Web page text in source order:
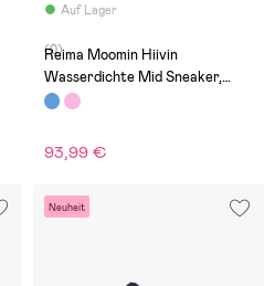
Auf Lager
(0)
Reima Moomin Hiivin
Wasserdichte Mid Sneaker,
Blue Ocean
93,99 €
Neuheit